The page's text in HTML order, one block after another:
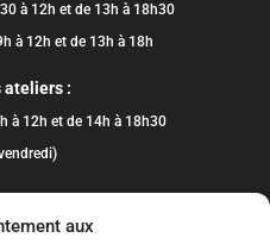
aux
à 12h et de 13h à 18h30
à 12h et de 13h à 18h
ateliers :
à 12h et de 14h à 18h30